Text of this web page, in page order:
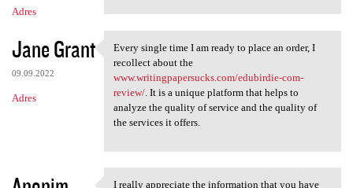
Adres
Jane Grant
09.09.2022
Adres
Every single time I am ready
Every single time I am ready to place an order, I
recollect about the
www.writingpapersucks.com/edubirdie-com-
review/. It is a unique platform that helps to
analyze the quality of service and the quality of
the services it offers.
I really appreciate the information that you have